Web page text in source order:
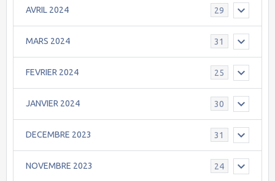
AVRIL 2024 29
MARS 2024 31
FEVRIER 2024 25
JANVIER 2024 30
DECEMBRE 2023 31
NOVEMBRE 2023 24